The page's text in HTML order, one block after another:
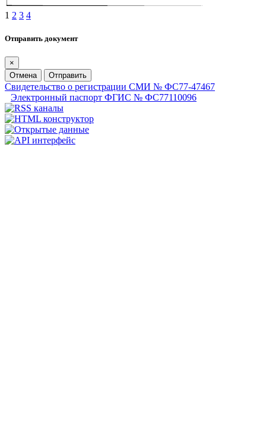
1 2 3 4
Отправить документ
×
Отмена
Отправить
Свидетельство о регистрации СМИ № ФС77-47467
Электронный паспорт ФГИС № ФС77110096